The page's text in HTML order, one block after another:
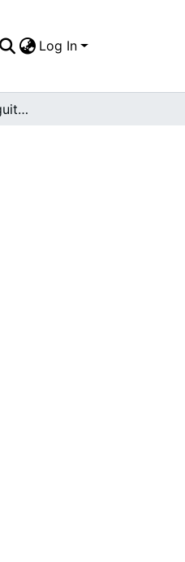
Log In
Músicos tocando la guitarra